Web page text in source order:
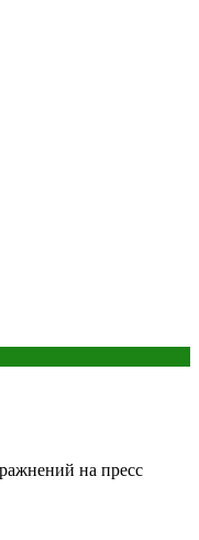
на пресс